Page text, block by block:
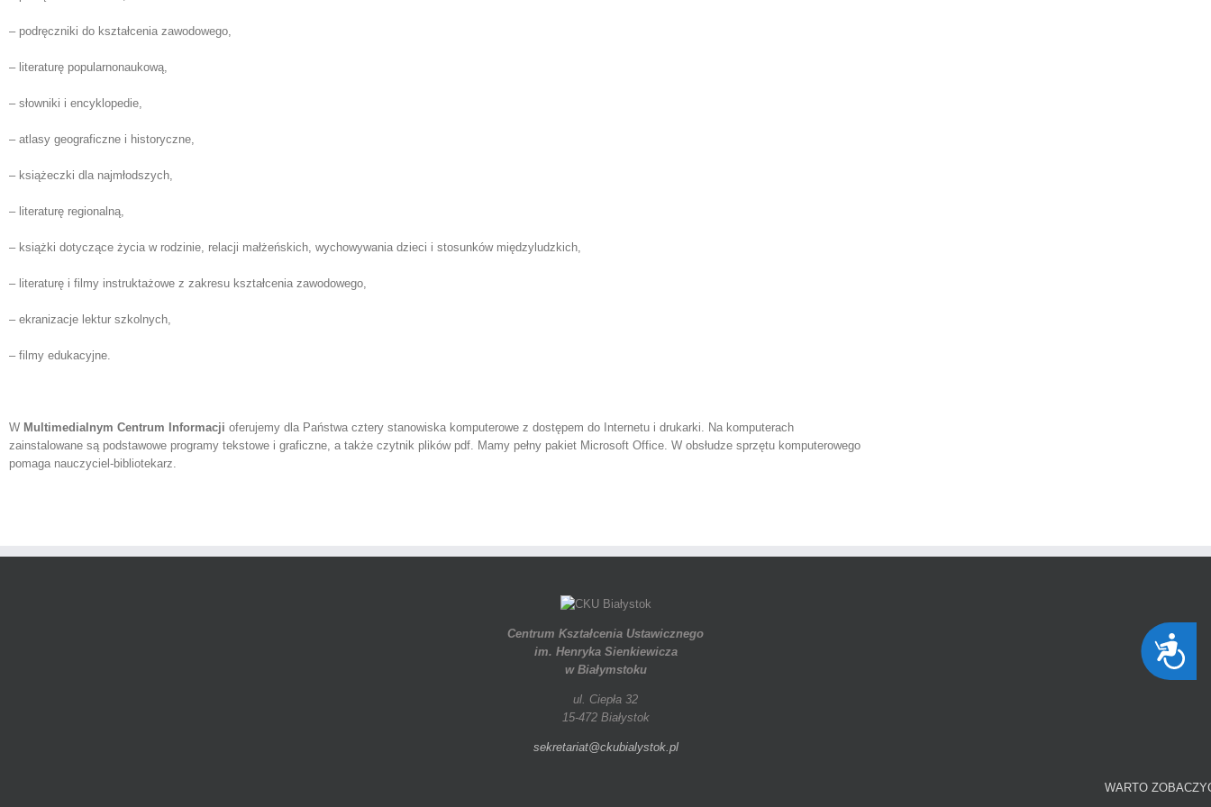
Dostępność
– podręczniki do kształcenia zawodowego,
– literaturę popularnonaukową,
– słowniki i encyklopedie,
– atlasy geograficzne i historyczne,
– książeczki dla najmłodszych,
– literaturę regionalną,
– książki dotyczące życia w rodzinie, relacji małżeńskich, wychowywania dzieci i stosunków międzyludzkich,
– literaturę i filmy instruktażowe z zakresu kształcenia zawodowego,
– ekranizacje lektur szkolnych,
– filmy edukacyjne.
W Multimedialnym Centrum Informacji oferujemy dla Państwa cztery stanowiska komputerowe z dostępem do Internetu i drukarki. Na komputerach
zainstalowane są podstawowe programy tekstowe i graficzne, a także czytnik plików pdf. Mamy pełny pakiet Microsoft Office. W obsłudze sprzętu komputerowego
pomaga nauczyciel-bibliotekarz.
Centrum Kształcenia Ustawicznego
im. Henryka Sienkiewicza
w Białymstoku
ul. Ciepła 32
15-472 Białystok
sekretariat@ckubialystok.pl
WARTO